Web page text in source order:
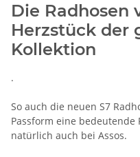
Die Radhosen
Herzstück der
Kollektion
.
So auch die neuen S7
Passform eine
natürlich auch bei Assos.